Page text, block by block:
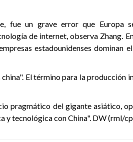
fue un grave error que Europa
de internet, observa Zhang.
estadounidenses dominan
El término para la producción
pragmático del gigante asiático,
y tecnológica con China". DW (rml/